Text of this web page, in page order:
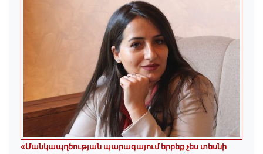
«Մանկապղծության պարագայում երբեք չես տեսնի